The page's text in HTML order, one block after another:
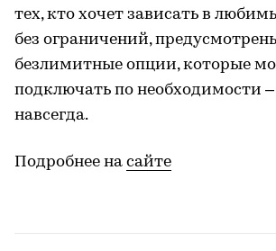
тех, кто хочет зависать в
без ограничений,
безлимитные опции, которые
подключать по необходимости –
навсегда.
Подробнее на сайте